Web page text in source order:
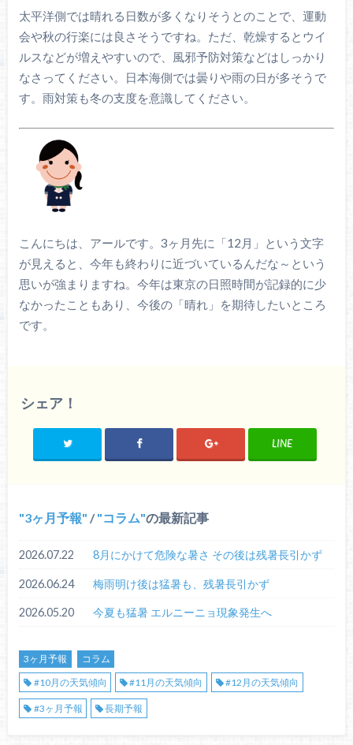
太平洋側では晴れる日数が多くなりそうとのことで、運動
会や秋の行楽には良さそうですね。ただ、乾燥するとウイ
ルスなどが増えやすいので、風邪予防対策などはしっかり
なさってください。日本海側では曇りや雨の日が多そうで
す。雨対策も冬の支度を意識してください。
こんにちは、アールです。3ヶ月先に「12月」という文字
が見えると、今年も終わりに近づいているんだな～という
思いが強まりますね。今年は東京の日照時間が記録的に少
なかったこともあり、今後の「晴れ」を期待したいところ
です。
シェア！
LINE
3ヶ月予報 / コラム の最新記事
2026.07.22 8月にかけて危険な暑さ その後は残暑長引かず
2026.06.24 梅雨明け後は猛暑も、残暑長引かず
2026.05.20 今夏も猛暑 エルニーニョ現象発生へ
3ヶ月予報
コラム
#10月の天気傾向
#11月の天気傾向 #12月の天気傾向
#3ヶ月予報 長期予報